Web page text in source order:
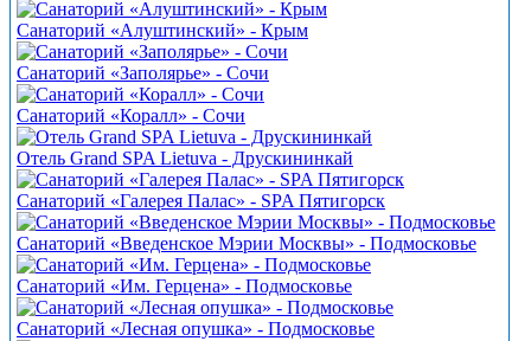
Санаторий «Алуштинский» - Крым
Санаторий «Заполярье» - Сочи
Санаторий «Коралл» - Сочи
Отель Grand SPA Lietuva - Друскининкай
Санаторий «Галерея Палас» - SPA Пятигорск
Санаторий «Введенское Мэрии Москвы» - Подмосковье
Санаторий «Им. Герцена» - Подмосковье
Санаторий «Лесная опушка» - Подмосковье